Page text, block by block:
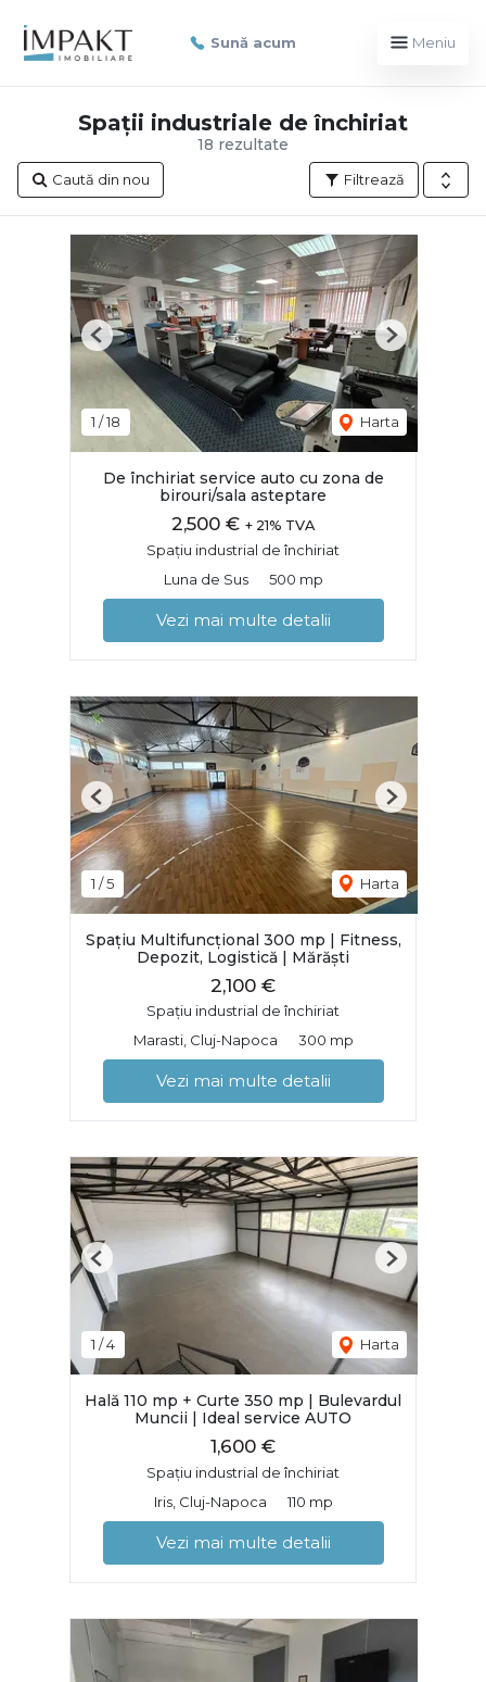
Sună acum Meniu
18 rezultate
Spații industriale de închiriat
Filtrează
Caută din nou
1 /18 Harta
Previous Next
De închiriat service auto cu zona de
birouri/sala asteptare
2,500 € + 21% TVA
Spațiu industrial de închiriat
Luna de Sus
500 mp
Vezi mai multe detalii
1 /5 Harta
Previous Next
Spațiu Multifuncțional 300 mp | Fitness,
Depozit, Logistică | Mărăști
2,100 €
Spațiu industrial de închiriat
Marasti, Cluj-Napoca
300 mp
Vezi mai multe detalii
1 /4 Harta
Previous Next
Hală 110 mp + Curte 350 mp | Bulevardul
Muncii | Ideal service AUTO
1,600 €
Spațiu industrial de închiriat
Iris, Cluj-Napoca
110 mp
Vezi mai multe detalii